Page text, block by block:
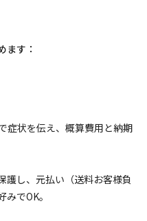
ます：
症状を伝え、概算費用と納期
護し、元払い（送料お客様負
でOK。